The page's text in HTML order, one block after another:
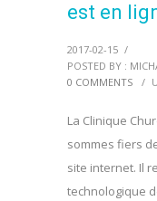
est en
2017-02-15 /
POSTED BY :
0 COMMENTS
/
La Clinique
sommes fiers
site internet. Il
technologique